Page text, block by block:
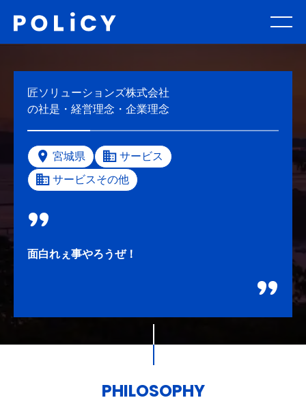
匠ソリューションズ株式会社
の社是・経営理念・企業理念
宮城県
サービス
サービスその他
面白れぇ事やろうぜ！
PHILOSOPHY